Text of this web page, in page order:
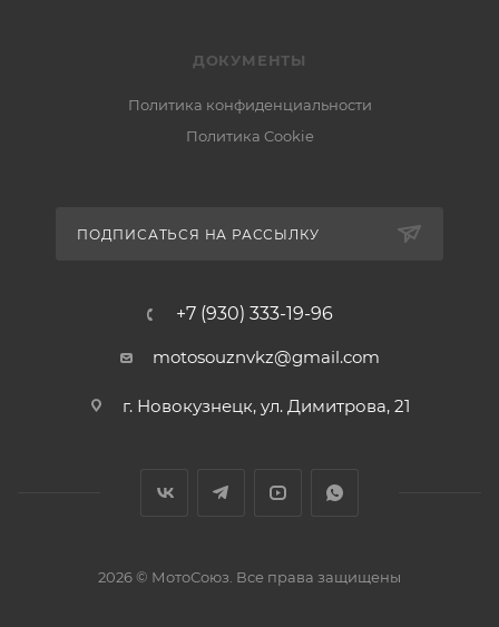
ДОКУМЕНТЫ
Политика конфиденциальности
Политика Cookie
ПОДПИСАТЬСЯ НА РАССЫЛКУ
+7 (930) 333-19-96
motosouznvkz@gmail.com
г. Новокузнецк, ул. Димитрова, 21
2026 © МотоСоюз. Все права защищены